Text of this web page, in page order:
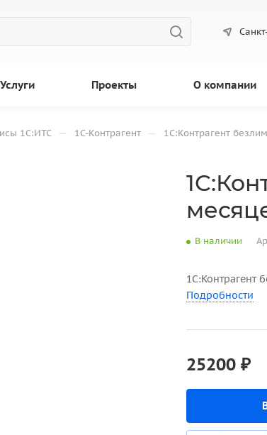
Услуги Проекты О компании
1С:ИТС — 1С-Контрагент — 1С:Контрагент
В наличии
1С:Контрагент
Подробности
25200 ₽